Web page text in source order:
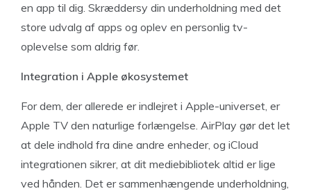
en app til dig. Skræddersy din underholdning med det
store udvalg af apps og oplev en personlig tv-
oplevelse som aldrig før.
Integration i Apple økosystemet
For dem, der allerede er indlejret i Apple-universet, er
Apple TV den naturlige forlængelse. AirPlay gør det let
at dele indhold fra dine andre enheder, og iCloud
integrationen sikrer, at dit mediebibliotek altid er lige
ved hånden. Det er sammenhængende underholdning,